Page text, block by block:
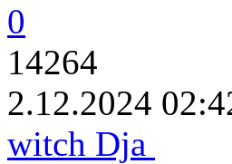
0
14264
2.12.2024
witch Dja